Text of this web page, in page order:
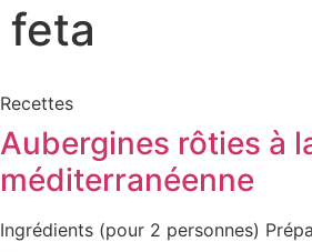
feta
Recettes
Aubergines rôties à
méditerranéenne
Ingrédients (pour 2 personnes)